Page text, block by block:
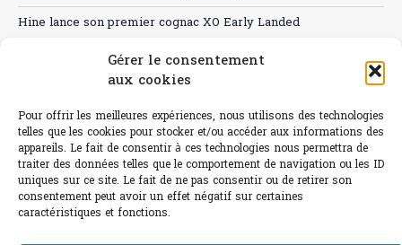
Gérer le consentement
aux cookies
Pour offrir les meilleures expériences, nous utilisons des technologies
telles que les cookies pour stocker et/ou accéder aux informations des
appareils. Le fait de consentir à ces technologies nous permettra de
traiter des données telles que le comportement de navigation ou les ID
uniques sur ce site. Le fait de ne pas consentir ou de retirer son
consentement peut avoir un effet négatif sur certaines
caractéristiques et fonctions.
Hine lance son premier cognac XO Early Landed
Canicule : A quand le CHR à « l’heure espagnole » ?
Sélection de rosés 2026
L'abus d'alcool est dangereux pour la santé.